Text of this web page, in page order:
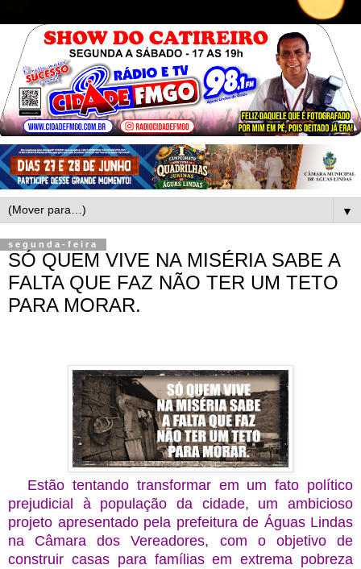
▼
segunda-feira
SÓ QUEM VIVE NA MISÉRIA SABE A
FALTA QUE FAZ NÃO TER UM TETO
PARA MORAR.
Estão tentando transformar em um fato político
prejudicial à população da cidade, um ambicioso
projeto apresentado pela prefeitura de Águas Lindas
na Câmara dos Vereadores, com o objetivo de
construir casas para famílias em extrema pobreza